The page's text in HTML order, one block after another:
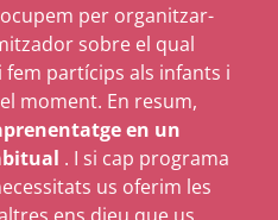
per organitzar-
sobre el qual
partícips als infants i
moment. En resum,
en un
. I si cap programa
us oferim les